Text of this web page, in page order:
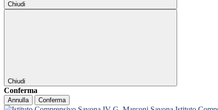
Chiudi
Chiudi
Conferma
Annulla Conferma